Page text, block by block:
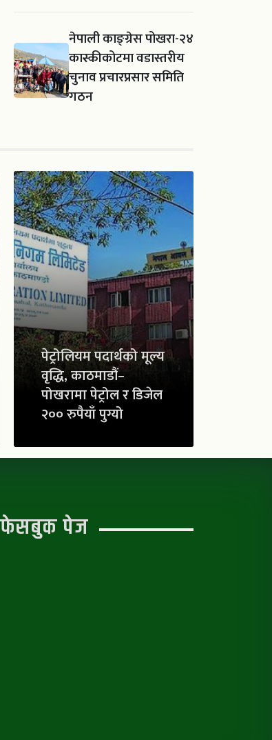
नेपाली काङ्ग्रेस पोखरा-२४
कास्कीकोटमा वडास्तरीय
चुनाव प्रचारप्रसार समिति
गठन
पेट्रोलियम पदार्थको मूल्य
वृद्धि, काठमाडौं–
पोखरामा पेट्रोल र डिजेल
२०० रुपैयाँ पुग्यो
फेसबुक पेज